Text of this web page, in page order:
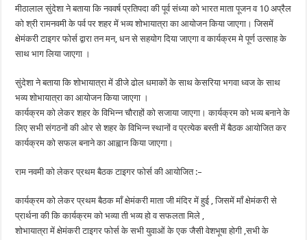
मीठालाल सुंदेशा ने बताया कि नववर्ष प्रतिपदा की पूर्व संध्या को भारत माता पूजन व 10 अप्रैल
को श्री रामनवमी के पर्व पर शहर में भव्य शोभायात्रा का आयोजन किया जाएगा। जिसमें
क्षेमंकरी टाइगर फोर्स द्वारा तन मन, धन से सहयोग दिया जाएगा व कार्यक्रम मे पूर्ण उत्साह के
साथ भाग लिया जाएगा ।
सुंदेशा ने बताया कि शोभायात्रा में डीजे ढोल धमाकों के साथ केसरिया भगवा ध्वज के साथ
भव्य शोभायात्रा का आयोजन किया जाएगा ।
कार्यक्रम को लेकर शहर के विभिन्न चौराहों को सजाया जाएगा। कार्यक्रम को भव्य बनाने के
लिए सभी संगठनों की ओर से शहर के विभिन्न स्थानों व प्रत्येक बस्ती में बैठक आयोजित कर
कार्यक्रम को सफल बनाने का आह्वान किया जाएगा।
राम नवमी को लेकर प्रथम बैठक टाइगर फोर्स की आयोजित :–
कार्यक्रम को लेकर प्रथम बैठक माँ क्षेमंकरी माता जी मंदिर में हुई , जिसमें माँ क्षेमंकरी से
प्रार्थना की कि कार्यक्रम को भव्या ती भव्य हो व सफलता मिले ,
शोभायात्रा में क्षेमंकरी टाइगर फोर्स के सभी युवाओं के एक जैसी वेशभूषा होगी ,सभी के